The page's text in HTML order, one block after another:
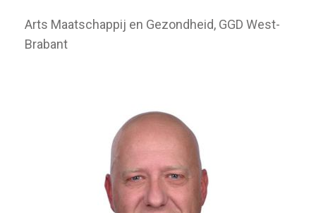
Arts Maatschappij en Gezondheid, GGD West-
Brabant